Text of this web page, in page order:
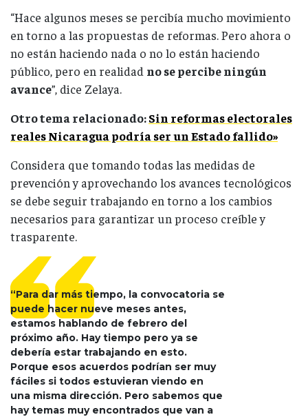
“Hace algunos meses se percibía mucho movimiento
en torno a las propuestas de reformas. Pero ahora o
no están haciendo nada o no lo están haciendo
público, pero en realidad no se percibe ningún
avance”, dice Zelaya.
Otro tema relacionado:Sin reformas electorales
reales Nicaragua podría ser un Estado fallido»
Considera que tomando todas las medidas de
prevención y aprovechando los avances tecnológicos
se debe seguir trabajando en torno a los cambios
necesarios para garantizar un proceso creíble y
trasparente.
“Para dar más tiempo, la convocatoria se
puede hacer nueve meses antes,
estamos hablando de febrero del
próximo año. Hay tiempo pero ya se
debería estar trabajando en esto.
Porque esos acuerdos podrían ser muy
fáciles si todos estuvieran viendo en
una misma dirección. Pero sabemos que
hay temas muy encontrados que van a